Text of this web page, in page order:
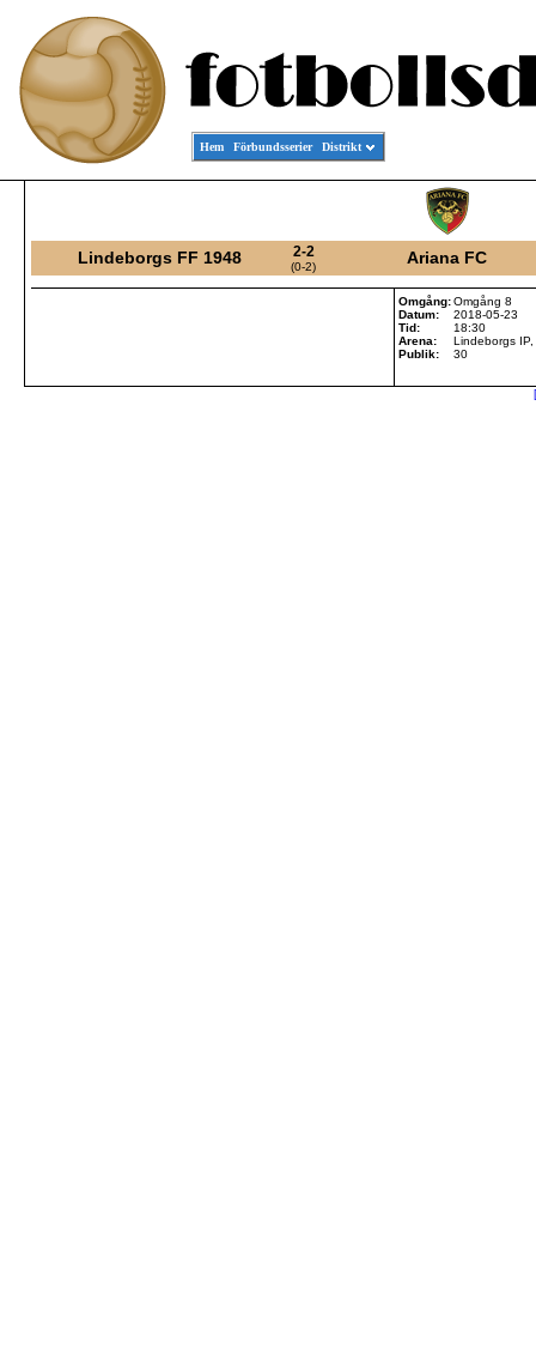
Hem Förbundsserier Distrikt
Lindeborgs FF 1948 2-2
(0-2) Ariana FC
Omgång:Omgång 8
Datum:
2018-05-23
Tid:
18:30
Arena:
Lindeborgs IP,
Publik:
30